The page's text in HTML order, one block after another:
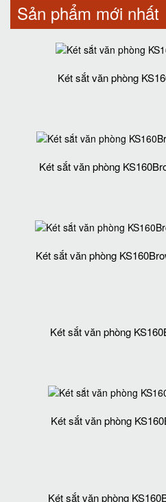
Sản phẩm mới nhất
Két sắt văn phòng
Két sắt văn phòng
Két sắt văn phòng